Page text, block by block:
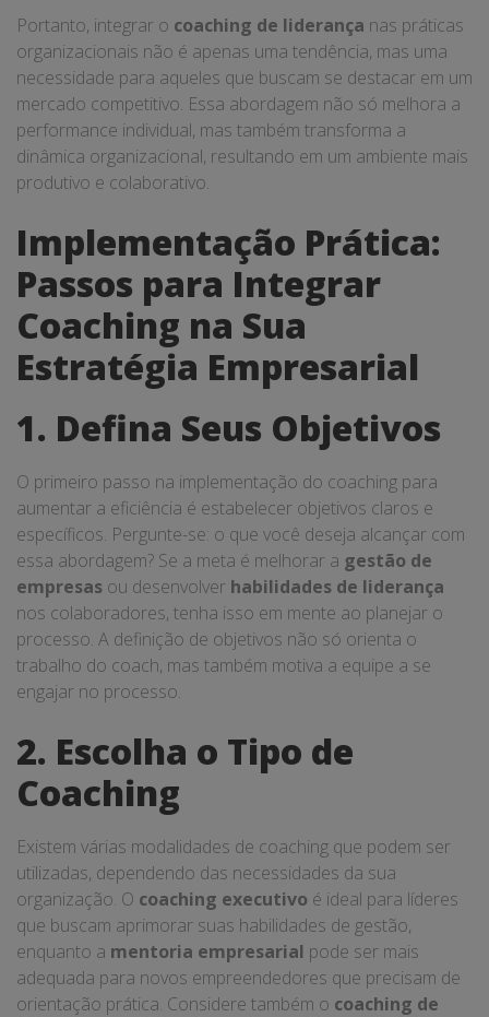
Portanto, integrar o coaching de liderança nas práticas
organizacionais não é apenas uma tendência, mas uma
necessidade para aqueles que buscam se destacar em um
mercado competitivo. Essa abordagem não só melhora a
performance individual, mas também transforma a
dinâmica organizacional, resultando em um ambiente mais
produtivo e colaborativo.
Implementação Prática:
Passos para Integrar
Coaching na Sua
Estratégia Empresarial
1. Defina Seus Objetivos
O primeiro passo na implementação do coaching para
aumentar a eficiência é estabelecer objetivos claros e
específicos. Pergunte-se: o que você deseja alcançar com
essa abordagem? Se a meta é melhorar a gestão de
empresas ou desenvolver habilidades de liderança
nos colaboradores, tenha isso em mente ao planejar o
processo. A definição de objetivos não só orienta o
trabalho do coach, mas também motiva a equipe a se
engajar no processo.
2. Escolha o Tipo de
Coaching
Existem várias modalidades de coaching que podem ser
utilizadas, dependendo das necessidades da sua
organização. O coaching executivo é ideal para líderes
que buscam aprimorar suas habilidades de gestão,
enquanto a mentoria empresarial pode ser mais
adequada para novos empreendedores que precisam de
orientação prática. Considere também o coaching de